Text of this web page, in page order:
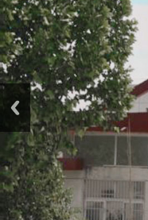
Prev